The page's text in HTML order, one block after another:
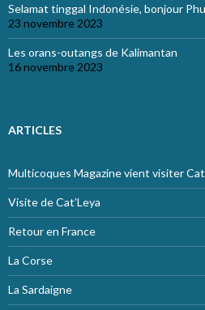
Selamat tinggal Indonésie, bonjour
23 novembre 2023
Les orans-outangs de Kalimantan
16 novembre 2023
ARTICLES
Multicoques Magazine vient visiter
Visite de Cat’Leya
Retour en France
La Corse
La Sardaigne